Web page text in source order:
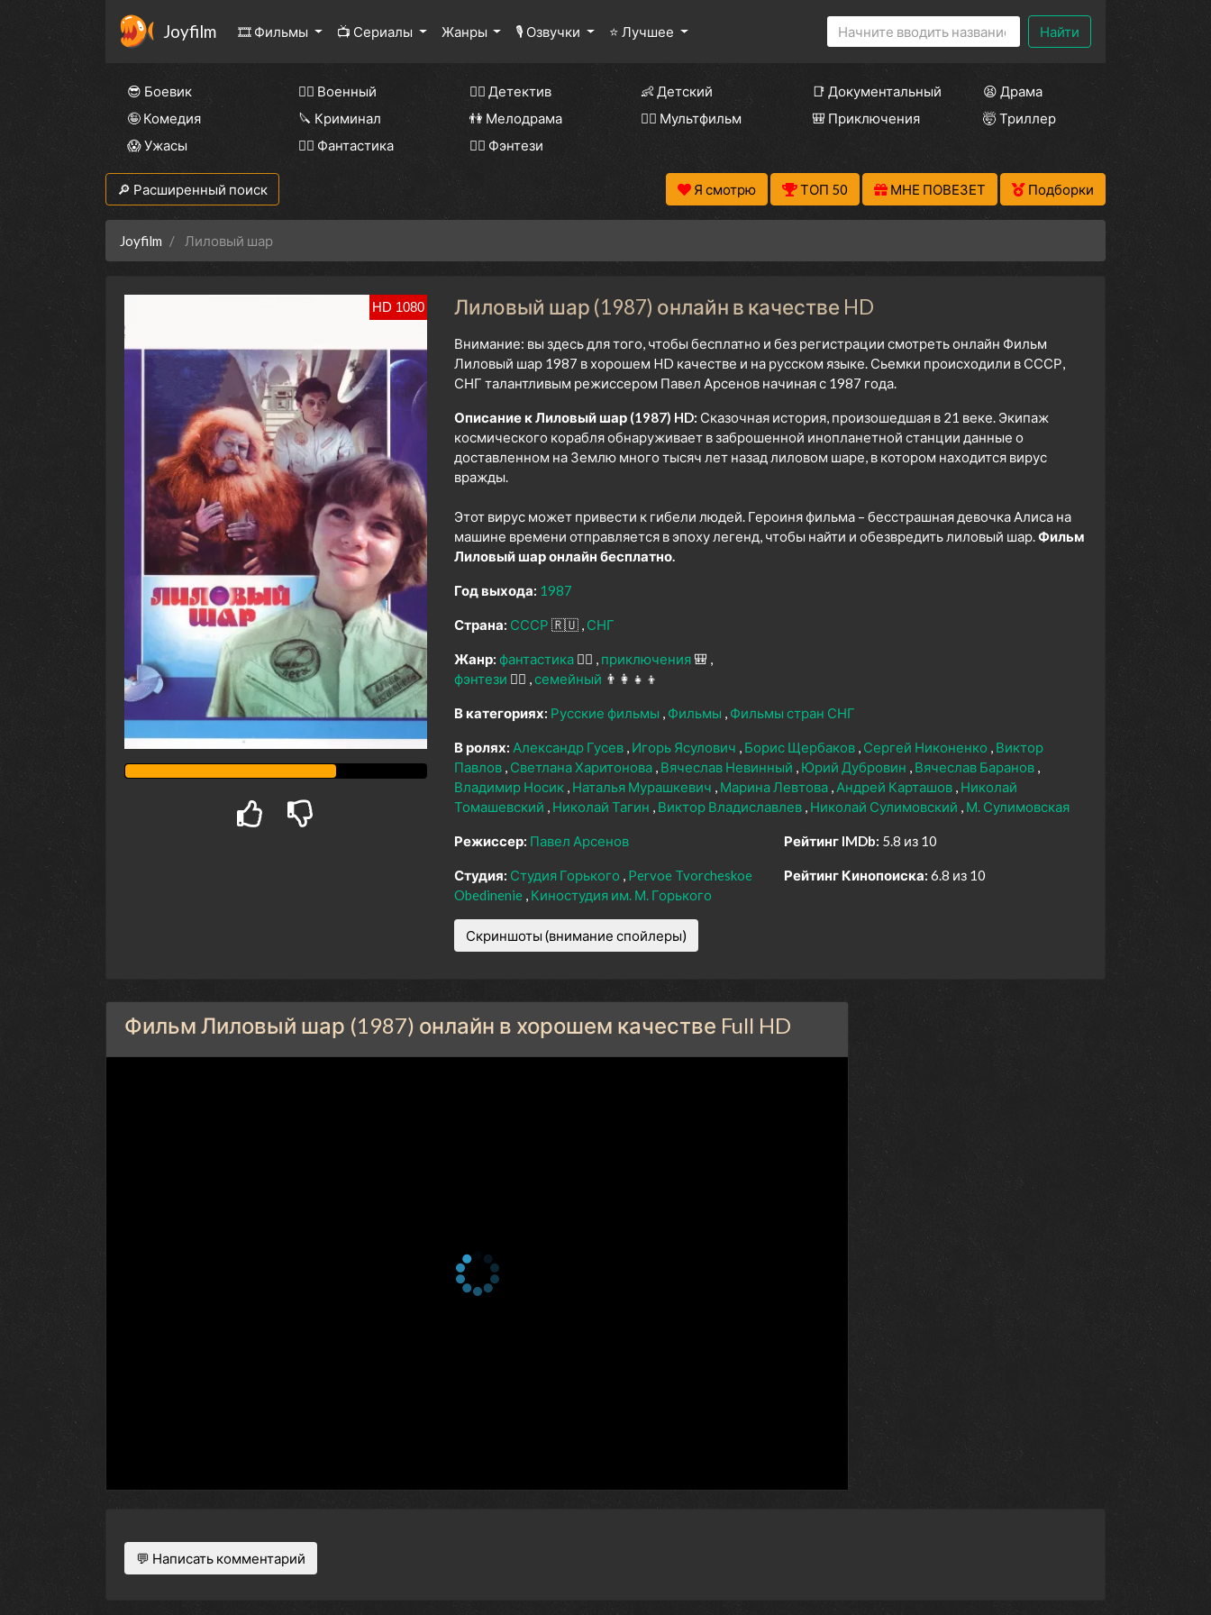
Joyfilm 🎞 Фильмы 📺 Сериалы Жанры 🎙 Озвучки ⭐ Лучшее Найти
😎 Боевик 👨‍✈️ Военный 🕵️‍♂️ Детектив 👶 Детский 📑 Документальный
😫 Драма
🤪 Комедия
🔪 Криминал 👫 Мелодрама 🧚‍♀️ Мультфильм 🎒 Приключения
🤯 Триллер
😱 Ужасы
🧙‍♀️ Фантастика 🧝‍♂️ Фэнтези
🔎 Расширенный поиск Я смотрю ТОП 50 МНЕ ПОВЕЗЕТ Подборки
Joyfilm Лиловый шар
HD 1080 Лиловый шар (1987) онлайн в качестве HD
Внимание: вы здесь для того, чтобы бесплатно и без регистрации смотреть онлайн Фильм
Лиловый шар 1987 в хорошем HD качестве и на русском языке. Сьемки происходили в СССР,
СНГ талантливым режиссером Павел Арсенов начиная с 1987 года.
Описание к Лиловый шар (1987) HD: Сказочная история, произошедшая в 21 веке. Экипаж
космического корабля обнаруживает в заброшенной инопланетной станции данные о
доставленном на Землю много тысяч лет назад лиловом шаре, в котором находится вирус
вражды.
Этот вирус может привести к гибели людей. Героиня фильма – бесстрашная девочка Алиса на
машине времени отправляется в эпоху легенд, чтобы найти и обезвредить лиловый шар.Фильм
Лиловый шар онлайн бесплатно.
Год выхода: 1987
Страна: СССР 🇷🇺 СНГ
Жанр: фантастика 🧙‍♀️ приключения 🎒
фэнтези 🧝‍♂️ семейный 👨‍👩‍👧‍👦
В категориях: Русские фильмы Фильмы Фильмы стран СНГ
В ролях: Александр Гусев Игорь Ясулович Борис Щербаков Сергей Никоненко
Виктор
Павлов Светлана Харитонова Вячеслав Невинный Юрий Дубровин
Вячеслав Баранов
Владимир Носик Наталья Мурашкевич Марина Левтова Андрей Карташов Николай
Томашевский
Николай Тагин Виктор Владиславлев Николай Сулимовский М. Сулимовская
Режиссер: Павел Арсенов
Студия: Студия Горького
Pervoe Tvorcheskoe
Obedinenie Киностудия им. М. Горького
Рейтинг IMDb: 5.8 из 10
Рейтинг Кинопоиска: 6.8 из 10
Скриншоты (внимание спойлеры)
Фильм Лиловый шар (1987) онлайн в хорошем качестве Full HD
💬 Написать комментарий